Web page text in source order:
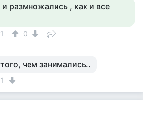
размножались , как и все
1 0
чем занимались..
1